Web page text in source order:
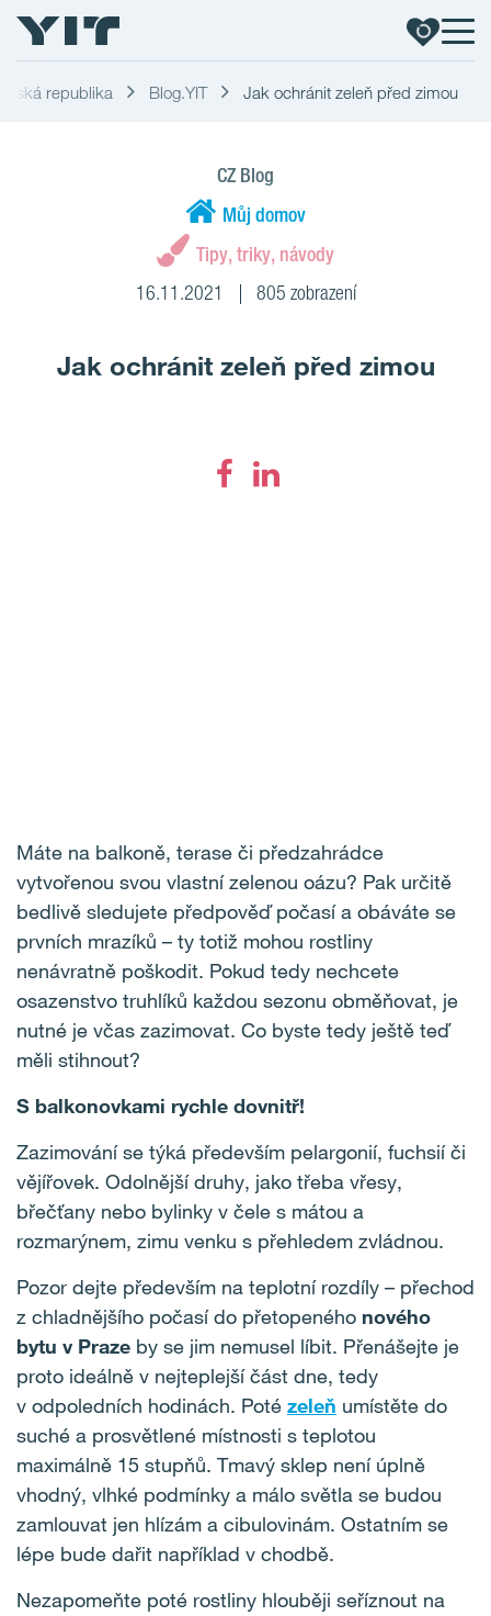
republika Blog.YIT Jak ochránit zeleň před zimou
CZ Blog
Můj domov
Tipy, triky, návody
16.11.2021 805 zobrazení
Jak ochránit zeleň před zimou
Máte na balkoně, terase či předzahrádce
vytvořenou svou vlastní zelenou oázu? Pak určitě
bedlivě sledujete předpověď počasí a obáváte se
prvních mrazíků – ty totiž mohou rostliny
nenávratně poškodit. Pokud tedy nechcete
osazenstvo truhlíků každou sezonu obměňovat, je
nutné je včas zazimovat. Co byste tedy ještě teď
měli stihnout?
S balkonovkami rychle dovnitř!
Zazimování se týká především pelargonií, fuchsií či
vějířovek. Odolnější druhy, jako třeba vřesy,
břečťany nebo bylinky v čele s mátou a
rozmarýnem, zimu venku s přehledem zvládnou.
Pozor dejte především na teplotní rozdíly – přechod
z chladnějšího počasí do přetopeného nového
bytu v Praze by se jim nemusel líbit. Přenášejte je
proto ideálně v nejteplejší část dne, tedy
v odpoledních hodinách. Poté zeleň umístěte do
suché a prosvětlené místnosti s teplotou
maximálně 15 stupňů. Tmavý sklep není úplně
vhodný, vlhké podmínky a málo světla se budou
zamlouvat jen hlízám a cibulovinám. Ostatním se
lépe bude dařit například v chodbě.
Nezapomeňte poté rostliny hlouběji seříznout na